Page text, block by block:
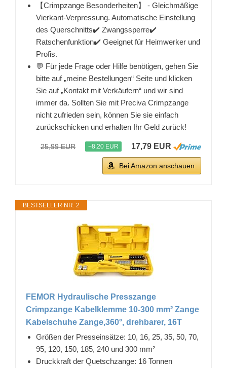
【Crimpzange Besonderheiten】 - Gleichmäßige
Vierkant-Verpressung. Automatische Einstellung
des Querschnitts✔️ Zwangssperre✔️
Ratschenfunktion✔️ Geeignet für Heimwerker und
Profis.
💬 Für jede Frage oder Hilfe benötigen, gehen Sie
bitte auf „meine Bestellungen“ Seite und klicken
Sie auf „Kontakt mit Verkäufern“ und wir sind
immer da. Sollten Sie mit Preciva Crimpzange
nicht zufrieden sein, können Sie sie einfach
zurückschicken und erhalten Ihr Geld zurück!
25,99 EUR −8,20 EUR 17,79 EUR
Bei Amazon anschauen
BESTSELLER NR. 2
FEMOR Hydraulische Presszange
Crimpzange Kabelklemme 10-300 mm² Zange
Kabelschuhe Zange,360°, drehbarer, 16T
Größen der Presseinsätze: 10, 16, 25, 35, 50, 70,
95, 120, 150, 185, 240 und 300 mm²
Druckkraft der Quetschzange: 16 Tonnen